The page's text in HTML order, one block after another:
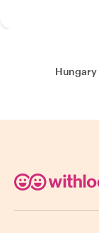
Hungary